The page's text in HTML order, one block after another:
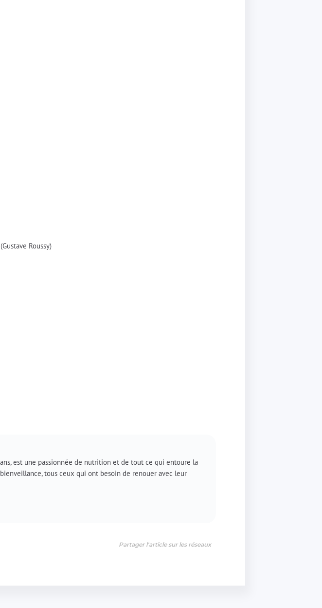
Roussy)
est une passionnée de nutrition et de tout ce qui entoure la
tous ceux qui ont besoin de renouer avec leur
Partager l'article sur les réseaux